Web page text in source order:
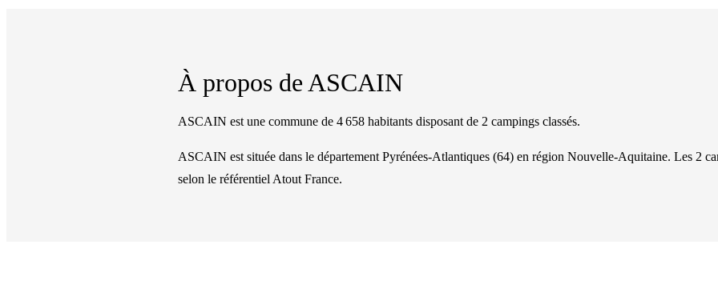
À propos de ASCAIN
ASCAIN est une commune de 4 658 habitants disposant de 2 campings classés.
ASCAIN est située dans le département Pyrénées-Atlantiques (64) en région Nouvelle-Aquitaine. Les 2
selon le référentiel Atout France.